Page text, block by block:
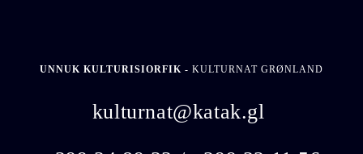
UNNUK KULTURISIORFIK - KULTURNAT GRØNLAND
kulturnat@katak.gl